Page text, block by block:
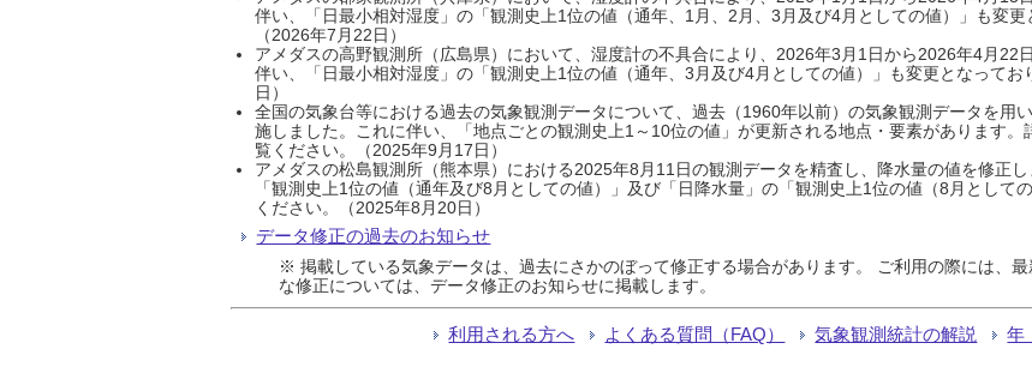
伴い、「日最小相対湿度」の「観測史上1位の値（通年、1月、2月、3月及び4月としての値）」も変更
（2026年7月22日）
アメダスの高野観測所（広島県）において、湿度計の不具合により、2026年3月1日から2026年4月22
伴い、「日最小相対湿度」の「観測史上1位の値（通年、3月及び4月としての値）」も変更となって
日）
全国の気象台等における過去の気象観測データについて、過去（1960年以前）の気象観測データを用
施しました。これに伴い、「地点ごとの観測史上1～10位の値」が更新される地点・要素があります。
覧ください。（2025年9月17日）
アメダスの松島観測所（熊本県）における2025年8月11日の観測データを精査し、降水量の値を修正
「観測史上1位の値（通年及び8月としての値）」及び「日降水量」の「観測史上1位の値（8月として
ください。（2025年8月20日）
データ修正の過去のお知らせ
※ 掲載している気象データは、過去にさかのぼって修正する場合があります。 ご利用の際には、
な修正については、データ修正のお知らせに掲載します。
利用される方へ よくある質問（FAQ） 気象観測統計の解説 年